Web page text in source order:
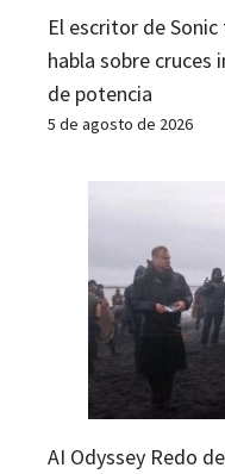
El escritor de
habla sobre cruces
de potencia
5 de agosto de 2026
AI Odyssey Redo